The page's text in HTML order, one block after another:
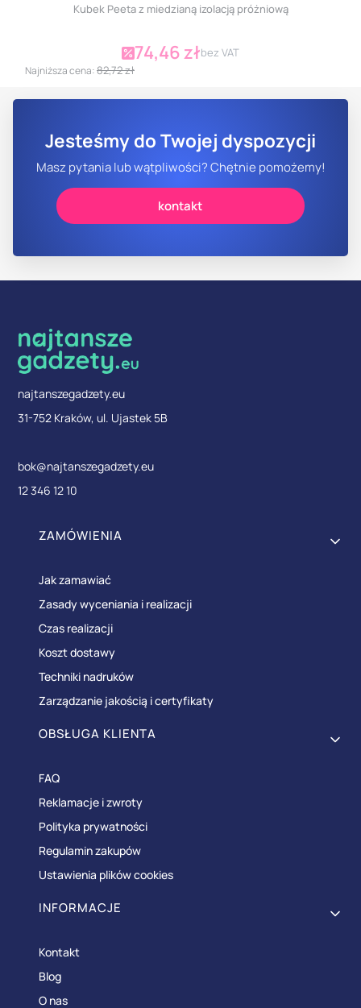
Kubek Peeta z miedzianą izolacją próżniową
Cena promocyjna
74,46 złbez VAT
Najniższa cena:82,72 zł
Jesteśmy do Twojej dyspozycji
Masz pytania lub wątpliwości? Chętnie pomożemy!
kontakt
najtanszegadzety.eu
31-752 Kraków, ul. Ujastek 5B
bok@najtanszegadzety.eu
12 346 12 10
Linki w stopce
ZAMÓWIENIA
Jak zamawiać
Zasady wyceniania i realizacji
Czas realizacji
Koszt dostawy
Techniki nadruków
Zarządzanie jakością i certyfikaty
OBSŁUGA KLIENTA
FAQ
Reklamacje i zwroty
Polityka prywatności
Regulamin zakupów
Ustawienia plików cookies
INFORMACJE
Kontakt
Blog
O nas